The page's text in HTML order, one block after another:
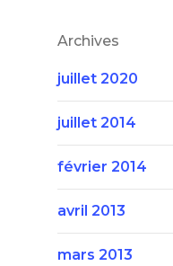
Archives
juillet 2020
juillet 2014
février 2014
avril 2013
mars 2013